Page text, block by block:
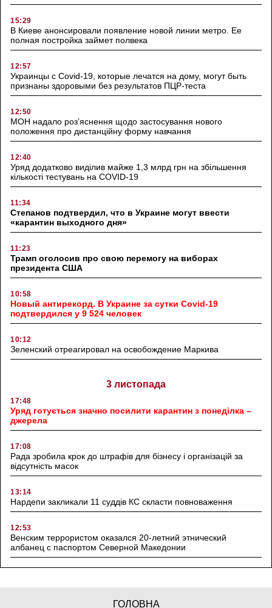
15:29
В Киеве анонсировали появление новой линии метро. Ее
полная постройка займет полвека
12:57
Украинцы с Covid-19, которые лечатся на дому, могут быть
признаны здоровыми без результатов ПЦР-теста
12:50
МОН надало роз’яснення щодо застосування нового
положення про дистанційну форму навчання
12:40
Уряд додатково виділив майже 1,3 млрд грн на збільшення
кількості тестувань на COVID-19
11:34
Степанов подтвердил, что в Украине могут ввести
«карантин выходного дня»
11:23
Трамп оголосив про свою перемогу на виборах
президента США
10:58
Новый антирекорд. В Украине за сутки Covid-19
подтвердился у 9 524 человек
10:12
Зеленский отреагировал на освобождение Маркива
3 листопада
17:48
Уряд готується значно посилити карантин з понеділка –
джерела
17:08
Рада зробила крок до штрафів для бізнесу і організацій за
відсутність масок
13:14
Нардепи закликали 11 суддів КС скласти повноваження
12:53
Венским террористом оказался 20-летний этнический
албанец с паспортом Северной Македонии
ГОЛОВНА